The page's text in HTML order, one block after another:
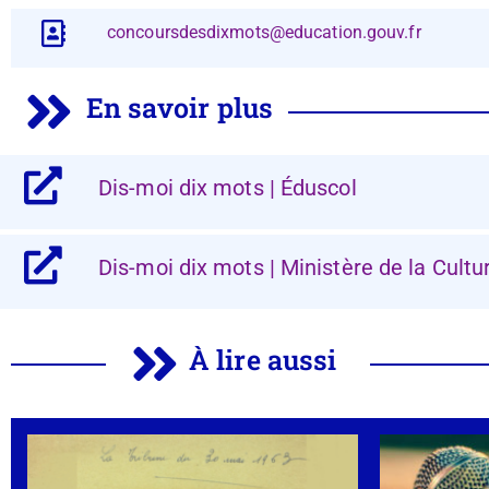
concoursdesdixmots@education.gouv.fr
En savoir plus
Dis-moi dix mots | Éduscol
Dis-moi dix mots | Ministère de la
À lire aussi